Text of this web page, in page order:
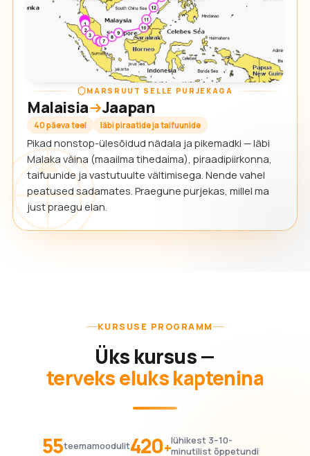
MARSRUUT SELLE PURJEKAGA
Malaisia Jaapan
40 päeva teel läbi piraatide ja taifuunide
Pikad nonstop-ülesõidud nädala ja pikemadki — läbi
Malaka väina (maailma tihedaima), piraadipiirkonna,
taifuunide ja vastutuulte vältimisega. Nende vahel
peatused sadamates. Praegune purjekas, millel ma
just praegu elan.
KURSUSE PROGRAMM
Üks kursus —
terveks eluks kaptenina
55teemamoodulit420+lühikest 3–10-
minutilist õppetundi